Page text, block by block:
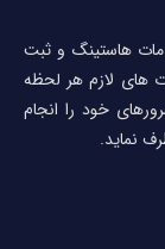
خدمات هاستینگ و ثبت
لازم هر لحظه
خود را انجام